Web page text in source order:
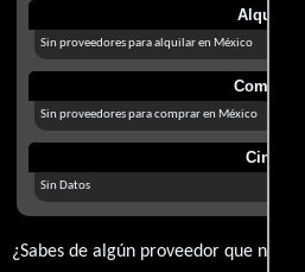
Alquilar
Sin proveedores para alquilar en México
Comprar
Sin proveedores para comprar en México
Cines
Sin Datos
¿Sabes de algún proveedor que no